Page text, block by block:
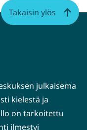
julkaisema
kielestä ja
on tarkoitettu
ilmestyi
Takaisin ylös